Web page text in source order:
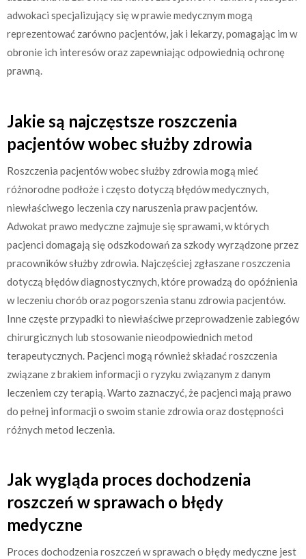
adwokaci specjalizujący się w prawie medycznym mogą
reprezentować zarówno pacjentów, jak i lekarzy, pomagając im w
obronie ich interesów oraz zapewniając odpowiednią ochronę
prawną.
Jakie są najczęstsze roszczenia
pacjentów wobec służby zdrowia
Roszczenia pacjentów wobec służby zdrowia mogą mieć
różnorodne podłoże i często dotyczą błędów medycznych,
niewłaściwego leczenia czy naruszenia praw pacjentów.
Adwokat prawo medyczne zajmuje się sprawami, w których
pacjenci domagają się odszkodowań za szkody wyrządzone przez
pracowników służby zdrowia. Najczęściej zgłaszane roszczenia
dotyczą błędów diagnostycznych, które prowadzą do opóźnienia
w leczeniu chorób oraz pogorszenia stanu zdrowia pacjentów.
Inne częste przypadki to niewłaściwe przeprowadzenie zabiegów
chirurgicznych lub stosowanie nieodpowiednich metod
terapeutycznych. Pacjenci mogą również składać roszczenia
związane z brakiem informacji o ryzyku związanym z danym
leczeniem czy terapią. Warto zaznaczyć, że pacjenci mają prawo
do pełnej informacji o swoim stanie zdrowia oraz dostępności
różnych metod leczenia.
Jak wygląda proces dochodzenia
roszczeń w sprawach o błędy
medyczne
Proces dochodzenia roszczeń w sprawach o błędy medyczne jest